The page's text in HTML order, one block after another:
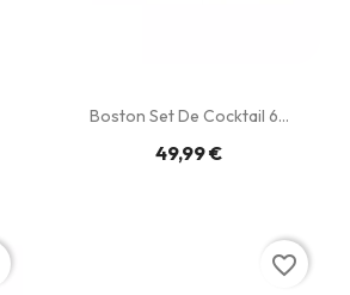
Boston Set De Cocktail 6...
49,99 €
favorite_border